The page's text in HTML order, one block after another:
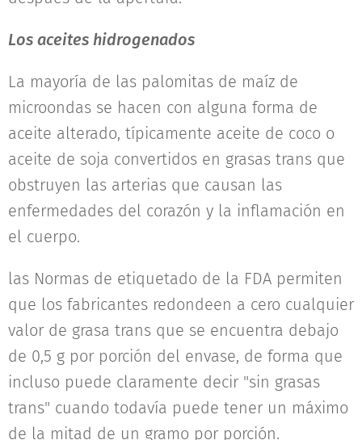
Los aceites hidrogenados
La mayoría de las palomitas de maíz de
microondas se hacen con alguna forma de
aceite alterado, típicamente aceite de coco o
aceite de soja convertidos en grasas trans que
obstruyen las arterias que causan las
enfermedades del corazón y la inflamación en
el cuerpo.
las Normas de etiquetado de la FDA permiten
que los fabricantes redondeen a cero cualquier
valor de grasa trans que se encuentra debajo
de 0,5 g por porción del envase, de forma que
incluso puede claramente decir "sin grasas
trans" cuando todavía puede tener un máximo
de la mitad de un gramo por porción.